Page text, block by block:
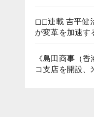
◻︎◻︎連載 吉平健
が変革を加速す
《島田商事（
コ支店を開設、